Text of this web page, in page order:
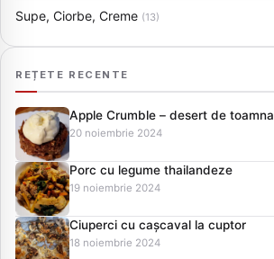
Supe, Ciorbe, Creme (13)
REȚETE RECENTE
Apple Crumble – desert de toamna
20 noiembrie 2024
Porc cu legume thailandeze
19 noiembrie 2024
Ciuperci cu cașcaval la cuptor
18 noiembrie 2024